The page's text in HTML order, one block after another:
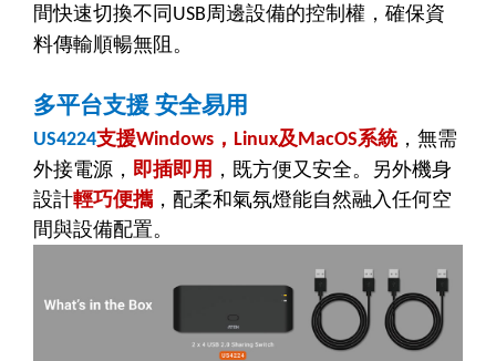
間快速切換不同 USB周邊設備的控制權，確保資
料傳輸順暢無阻。
多平台支援 安全易用
US4224支援Windows ， Linux及 MacOS系統，無需
外接電源， 即插即用 ，既方便又安全。另外機身
設計輕巧便攜 ，配柔和氣氛燈能自然融入任何空
間與設備配置。